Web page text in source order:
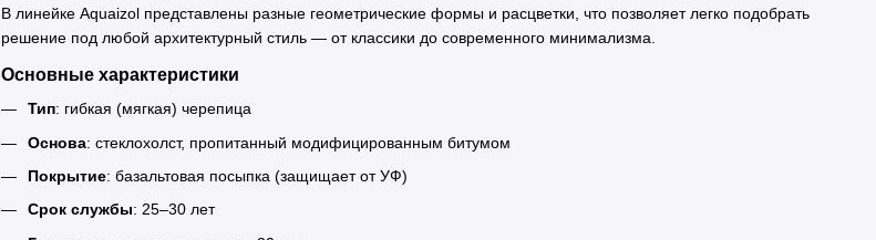
В линейке Aquaizol представлены разные геометрические формы и расцветки, что позволяет легко подобрать
решение под любой архитектурный стиль — от классики до современного минимализма.
Основные характеристики
Тип: гибкая (мягкая) черепица
Основа: стеклохолст, пропитанный модифицированным битумом
Покрытие: базальтовая посыпка (защищает от УФ)
Срок службы: 25–30 лет